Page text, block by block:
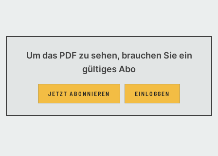
Um das PDF zu sehen, brauchen Sie ein
gültiges Abo
JETZT ABONNIEREN EINLOGGEN